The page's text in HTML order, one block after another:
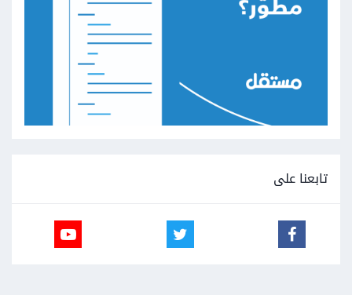
تابعنا على